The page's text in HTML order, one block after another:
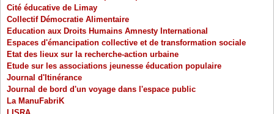
Cité éducative de Limay
Collectif Démocratie Alimentaire
Education aux Droits Humains Amnesty International
Espaces d'émancipation collective et de transformation sociale
Etat des lieux sur la recherche-action urbaine
Etude sur les associations jeunesse éducation populaire
Journal d'Itinérance
Journal de bord d'un voyage dans l'espace public
La ManuFabriK